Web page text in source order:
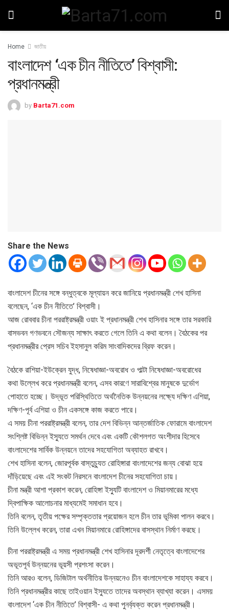
Home জাতীয়
বাংলাদেশ ‘এক চীন নীতিতে’ বিশ্বাসী:
প্রধানমন্ত্রী
by Barta71.com
Share the News
বাংলাদেশ চীনের সঙ্গে বন্ধুত্বকে মূল্যায়ন করে জানিয়ে প্রধানমন্ত্রী শেখ হাসিনা
বলেছেন, ‘এক চীন নীতিতে’ বিশ্বাসী।
আজ রোববার চীনা পররাষ্ট্রমন্ত্রী ওয়াং ই প্রধানমন্ত্রী শেখ হাসিনার সঙ্গে তার সরকারি
বাসভবন গণভবনে সৌজন্য সাক্ষাৎ করতে গেলে তিনি এ কথা বলেন। বৈঠকের পর
প্রধানমন্ত্রীর প্রেস সচিব ইহসানুল করিম সাংবাদিকদের ব্রিফ করেন।
বৈঠকে রাশিয়া-ইউক্রেন যুদ্ধ, নিষেধাজ্ঞা-অবরোধ ও পাল্টা নিষেধাজ্ঞা-অবরোধের
কথা উল্লেখ করে প্রধানমন্ত্রী বলেন, এসব কারণে সারাবিশ্বের মানুষকে দুর্ভোগ
পোহাতে হচ্ছে। উদ্ভূত পরিস্থিতিতে অর্থনৈতিক উন্নয়নের লক্ষ্যে দক্ষিণ এশিয়া,
দক্ষিণ-পূর্ব এশিয়া ও চীন একসঙ্গে কাজ করতে পারে।
এ সময় চীনা পররাষ্ট্রমন্ত্রী বলেন, তার দেশ বিভিন্ন আন্তর্জাতিক ফোরামে বাংলাদেশ
সংশ্লিষ্ট বিভিন্ন ইস্যুতে সমর্থন দেবে এবং একটি কৌশলগত অংশীদার হিসেবে
বাংলাদেশের সার্বিক উন্নয়নে তাদের সহযোগিতা অব্যাহত রাখবে।
শেখ হাসিনা বলেন, জোরপূর্বক বাস্তুচ্যুত রোহিঙ্গারা বাংলাদেশের জন্য বোঝা হয়ে
দাঁড়িয়েছে এবং এই সংকট নিরসনে বাংলাদেশ চীনের সহযোগিতা চায়।
চীনা মন্ত্রী আশা প্রকাশ করেন, রোহিঙ্গা ইস্যুটি বাংলাদেশ ও মিয়ানমারের মধ্যে
দ্বিপাক্ষিক আলোচনার মাধ্যমেই সমাধান হবে।
তিনি বলেন, তৃতীয় পক্ষের সম্পৃক্ততার প্রয়োজন হলে চীন তার ভূমিকা পালন করবে।
তিনি উল্লেখ করেন, তারা এখন মিয়ানমারে রোহিঙ্গাদের বাসস্থান নির্মাণ করছে।
চীনা পররাষ্ট্রমন্ত্রী এ সময় প্রধানমন্ত্রী শেখ হাসিনার দূরদর্শী নেতৃত্বে বাংলাদেশের
অভূতপূর্ব উন্নয়নের ভূয়সী প্রশংসা করেন।
তিনি আরও বলেন, ডিজিটাল অর্থনীতির উন্নয়নেও চীন বাংলাদেশকে সাহায্য করবে।
তিনি প্রধানমন্ত্রীর কাছে তাইওয়ান ইস্যুতে তাদের অবস্থান ব্যাখ্যা করেন। এসময়
বাংলাদেশ ‘এক চীন নীতিতে’ বিশ্বাসী- এ কথা পুনর্ব্যক্ত করেন প্রধানমন্ত্রী।